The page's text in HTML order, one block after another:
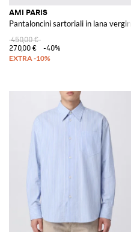
AMI PARIS
Pantaloncini sartoriali in lana vergine
450,00 €
270,00 €
-40%